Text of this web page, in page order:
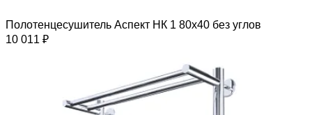
Полотенцесушитель Аспект НК 1 80х40 без углов
10 011 ₽